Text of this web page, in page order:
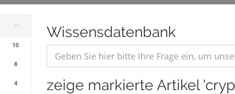
Wissensdatenbank
10
8
4 zeige markierte Artikel